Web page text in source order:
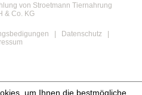
von Stroetmann Tiernahrung
& Co. KG
Datenschutz
um Ihnen die bestmögliche